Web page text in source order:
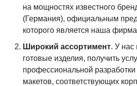
на мощностях известного
(Германия), официальным
которого является наша
Широкий ассортимент. У нас
готовые изделия, получить
профессиональной разработки
макетов, соответствующих